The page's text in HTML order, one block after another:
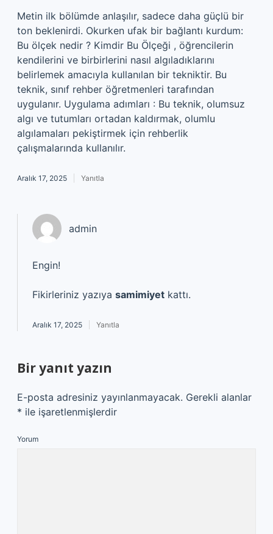
Metin ilk bölümde anlaşılır, sadece daha güçlü bir
ton beklenirdi. Okurken ufak bir bağlantı kurdum:
Bu ölçek nedir ? Kimdir Bu Ölçeği , öğrencilerin
kendilerini ve birbirlerini nasıl algıladıklarını
belirlemek amacıyla kullanılan bir tekniktir. Bu
teknik, sınıf rehber öğretmenleri tarafından
uygulanır. Uygulama adımları : Bu teknik, olumsuz
algı ve tutumları ortadan kaldırmak, olumlu
algılamaları pekiştirmek için rehberlik
çalışmalarında kullanılır.
Aralık 17, 2025 Yanıtla
admin
Engin!
Fikirleriniz yazıya samimiyet kattı.
Aralık 17, 2025 Yanıtla
Bir yanıt yazın
E-posta adresiniz yayınlanmayacak. Gerekli alanlar
* ile işaretlenmişlerdir
Yorum